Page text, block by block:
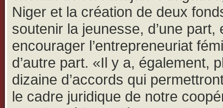
Niger et la création de deux
soutenir la jeunesse, d’une part,
encourager l’entrepreneuriat
d’autre part. «Il y a, également,
dizaine d’accords qui
le cadre juridique de notre